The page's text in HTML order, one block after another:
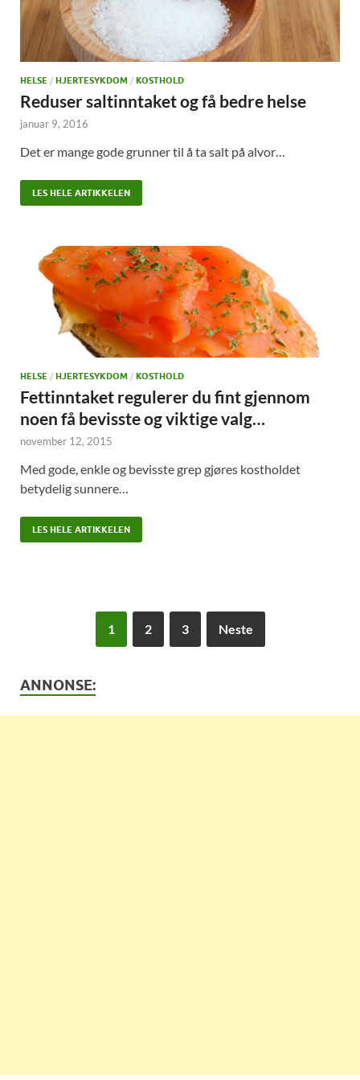
HELSE / HJERTESYKDOM / KOSTHOLD
Reduser saltinntaket og få bedre helse
januar 9, 2016
Det er mange gode grunner til å ta salt på alvor…
LES HELE ARTIKKELEN
HELSE / HJERTESYKDOM / KOSTHOLD
Fettinntaket regulerer du fint gjennom
noen få bevisste og viktige valg…
november 12, 2015
Med gode, enkle og bevisste grep gjøres kostholdet
betydelig sunnere…
LES HELE ARTIKKELEN
1 2 3 Neste
ANNONSE: